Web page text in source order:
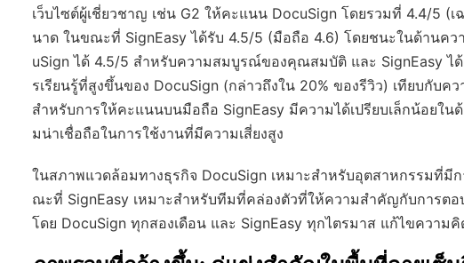
เว็บไซต์ผู้เชี่ยวชาญ เช่น G2 ให้คะแนน DocuSign โดยรวมที่ 4.4/5 (
นาด ในขณะที่ SignEasy ได้รับ 4.5/5 (มือถือ 4.6) โดยชนะในด้านค
uSign ได้ 4.5/5 สำหรับความสมบูรณ์ของคุณสมบัติ และ SignEasy ไ
รเรียนรู้ที่สูงขึ้นของ DocuSign (กล่าวถึงใน 20% ของรีวิว) เทียบกับ
สำหรับการให้คะแนนบนมือถือ SignEasy มีความได้เปรียบเล็กน้อยใน
มน่าเชื่อถือในการใช้งานที่มีความเสี่ยงสูง
ในสภาพแวดล้อมทางธุรกิจ DocuSign เหมาะสำหรับอุตสาหกรรมที่มี
ณะที่ SignEasy เหมาะสำหรับทีมที่คล่องตัวที่ให้ความสำคัญกับการตอ
โดย DocuSign ทุกสองเดือน และ SignEasy ทุกไตรมาส แก้ไขความ